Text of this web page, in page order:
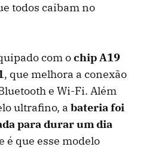
todos caibam no
com ochip A19
, que melhora a conexão
e Wi-Fi. Além
ultrafino, a bateria foi
para durar um dia
é que esse modelo